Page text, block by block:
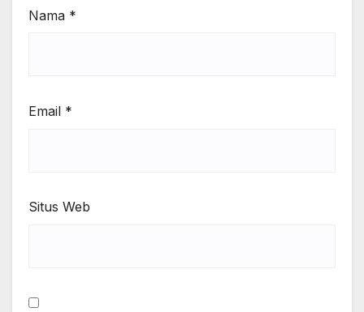
Nama *
Email *
Situs Web